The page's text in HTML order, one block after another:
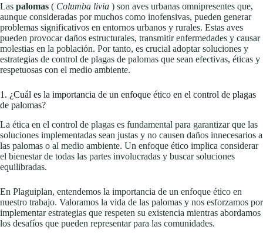
Las palomas ( Columba livia ) son aves urbanas omnipresentes que,
aunque consideradas por muchos como inofensivas, pueden generar
problemas significativos en entornos urbanos y rurales. Estas aves
pueden provocar daños estructurales, transmitir enfermedades y causar
molestias en la población. Por tanto, es crucial adoptar soluciones y
estrategias de control de plagas de palomas que sean efectivas, éticas y
respetuosas con el medio ambiente.
1. ¿Cuál es la importancia de un enfoque ético en el control de plagas
de palomas?
La ética en el control de plagas es fundamental para garantizar que las
soluciones implementadas sean justas y no causen daños innecesarios a
las palomas o al medio ambiente. Un enfoque ético implica considerar
el bienestar de todas las partes involucradas y buscar soluciones
equilibradas.
En Plaguiplan, entendemos la importancia de un enfoque ético en
nuestro trabajo. Valoramos la vida de las palomas y nos esforzamos por
implementar estrategias que respeten su existencia mientras abordamos
los desafíos que pueden representar para las comunidades.